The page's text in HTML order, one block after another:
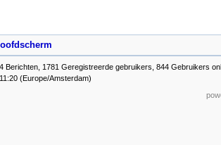
Berichten, 1781 Geregistreerde gebruikers, 844 Gebruikers
(Europe/Amsterdam)